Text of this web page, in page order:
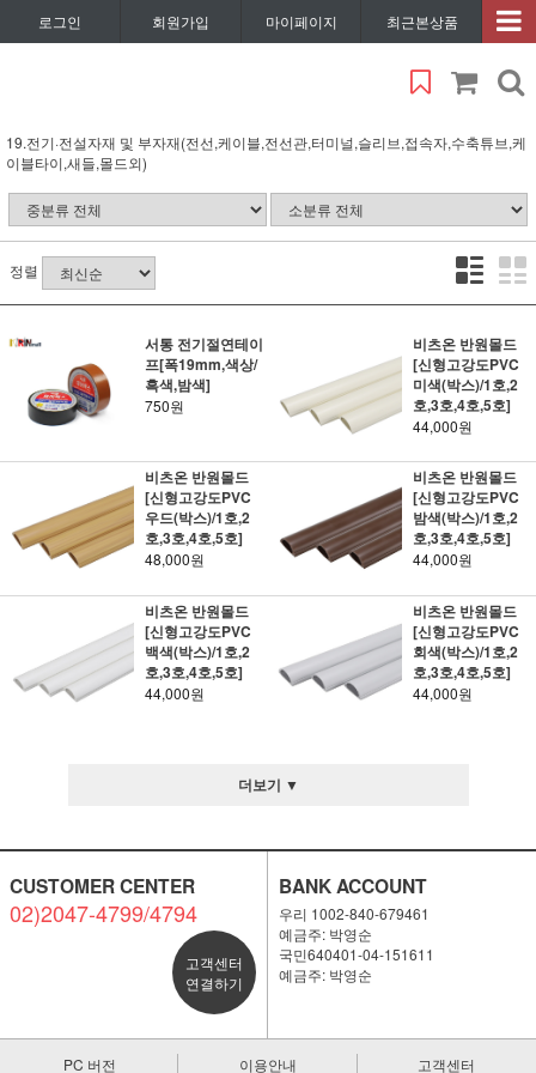
로그인 회원가입 마이페이지 최근본상품
19.전기·전설자재 및 부자재(전선,케이블,전선관,터미널,슬리브,접속자,수축튜브,케
이블타이,새들,몰드외)
정렬
서통 전기절연테이
프[폭19mm,색상/
흑색,밤색]
750원
비츠온 반원몰드
[신형고강도PVC
미색(박스)/1호,2
호,3호,4호,5호]
44,000원
비츠온 반원몰드
[신형고강도PVC
우드(박스)/1호,2
호,3호,4호,5호]
48,000원
비츠온 반원몰드
[신형고강도PVC
밤색(박스)/1호,2
호,3호,4호,5호]
44,000원
비츠온 반원몰드
[신형고강도PVC
백색(박스)/1호,2
호,3호,4호,5호]
44,000원
비츠온 반원몰드
[신형고강도PVC
회색(박스)/1호,2
호,3호,4호,5호]
44,000원
더보기 ▼
CUSTOMER CENTER
02)2047-4799/4794
고객센터
연결하기
BANK ACCOUNT
우리 1002-840-679461
예금주: 박영순
국민640401-04-151611
예금주: 박영순
PC 버전 이용안내 고객센터